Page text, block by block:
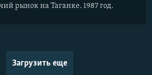
рынок на Таганке. 1987 год.
Загрузить еще